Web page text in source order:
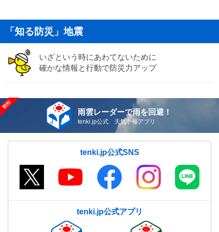
「知る防災」地震
いざという時にあわてないために
確かな情報と行動で防災力アップ
雨雲レーダーで雨を回避！
tenki.jp公式 天気予報アプリ
tenki.jp公式SNS
tenki.jp公式アプリ